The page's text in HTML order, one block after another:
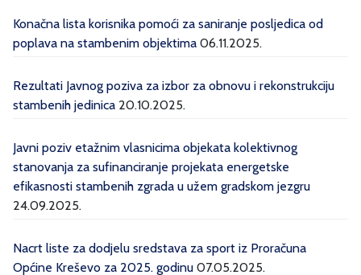
Konačna lista korisnika pomoći za saniranje posljedica od
poplava na stambenim objektima 06.11.2025.
Rezultati Javnog poziva za izbor za obnovu i rekonstrukciju
stambenih jedinica 20.10.2025.
Javni poziv etažnim vlasnicima objekata kolektivnog
stanovanja za sufinanciranje projekata energetske
efikasnosti stambenih zgrada u užem gradskom jezgru
24.09.2025.
Nacrt liste za dodjelu sredstava za sport iz Proračuna
Općine Kreševo za 2025. godinu 07.05.2025.